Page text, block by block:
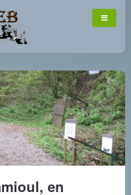
en